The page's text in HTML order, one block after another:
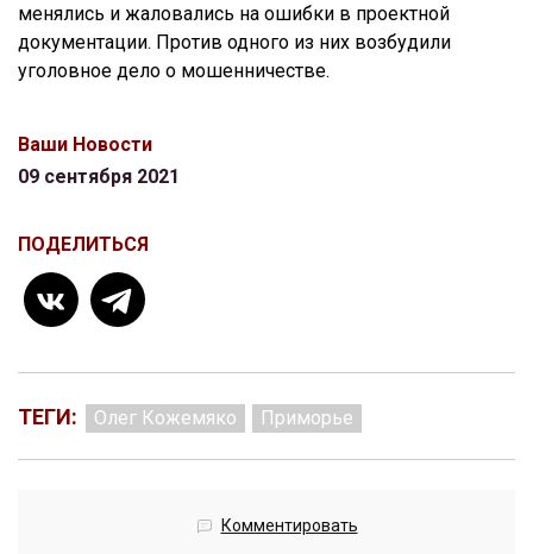
менялись и жаловались на ошибки в проектной
документации. Против одного из них возбудили
уголовное дело о мошенничестве.
Ваши Новости
09 сентября 2021
ПОДЕЛИТЬСЯ
ТЕГИ: Олег Кожемяко Приморье
Комментировать